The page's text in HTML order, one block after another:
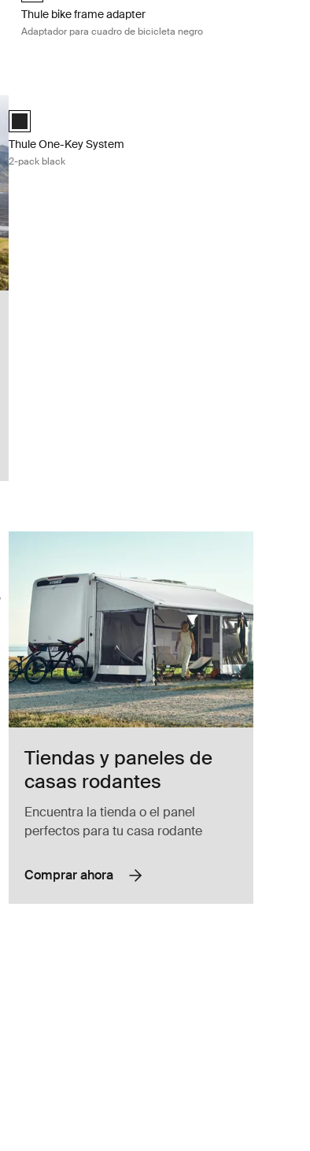
Thule bike frame adapter
Adaptador para cuadro de bicicleta negro
Black (selected)
Thule One-Key System
2-pack black
Tiendas y paneles de
casas rodantes
Encuentra la tienda o el panel
perfectos para tu casa rodante
Comprar ahora
(selected)